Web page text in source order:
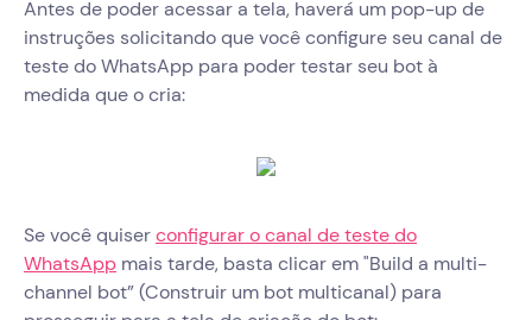
Antes de poder acessar a tela, haverá um pop-up de
instruções solicitando que você configure seu canal de
teste do WhatsApp para poder testar seu bot à
medida que o cria:
Se você quiserconfigurar o canal de teste do
WhatsApp mais tarde, basta clicar em "Build a multi-
channel bot” (Construir um bot multicanal) para